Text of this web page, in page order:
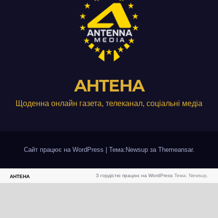
АНТЕНА
Щоденна онлайн газета, телеканал, соціальні медіа
Сайт працює на WordPress Тема:Newsup за Themeansar.
АНТЕНА З гордістю працює на WordPress Тема: Newsup.